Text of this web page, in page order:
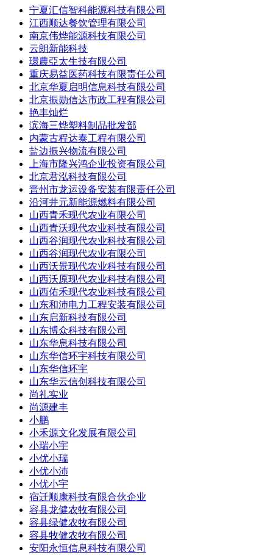
宁夏汇信智科能源科技有限公司
江西顺达餐饮管理有限公司
南京伟烨能源科技有限公司
云朗新能科技
環農亞太生技有限公司
重庆易益医药科技有限责任公司
北京华夏启明信息科技有限公司
北京振勋信达市政工程有限公司
艳丰灿烂
滨海三烨塑料制品批发部
内蒙古程达泰工程有限公司
盐边振兴物流有限公司
上海市隆兴鸿企业投资有限公司
北京君泓科技有限公司
晋州市龙运设备安装有限责任公司
沿河井元新能源燃料有限公司
山西青禾现代农业有限公司
山西青沃现代农业科技有限公司
山西谷润现代农业科技有限公司
山西谷润现代农业有限公司
山西沃景现代农业科技有限公司
山西沃原现代农业科技有限公司
山西佑禾现代农业科技有限公司
山东和沛电力工程安装有限公司
山东启新科技有限公司
山东博众科技有限公司
山东华息科技有限公司
山东华信环宇科技有限公司
山东华信环宇
山东华云信创科技有限公司
尚礼实业
尚源建丰
小鹏
小禾源文化发展有限公司
小瑞小宇
小优小瑞
小优小沛
小优小宇
宿迁顺康科技有限合伙企业
容县龙健农牧有限公司
容县绿健农牧有限公司
容县牧健农牧有限公司
安阳永恒信息科技有限公司